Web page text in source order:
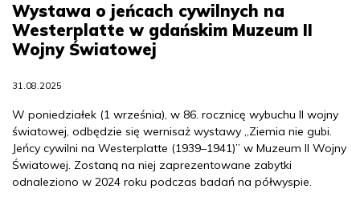
Wystawa o jeńcach cywilnych na
Westerplatte w gdańskim Muzeum II
Wojny Światowej
31.08.2025
W poniedziałek (1 września), w 86. rocznicę wybuchu II wojny
światowej, odbędzie się wernisaż wystawy „Ziemia nie gubi.
Jeńcy cywilni na Westerplatte (1939–1941)” w Muzeum II Wojny
Światowej. Zostaną na niej zaprezentowane zabytki
odnaleziono w 2024 roku podczas badań na półwyspie.